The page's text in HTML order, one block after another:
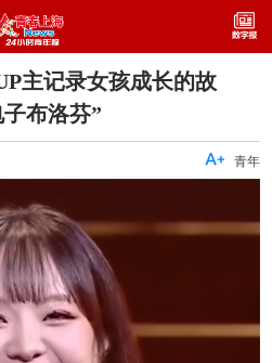
主记录女孩成长的故
布洛芬”
青年
